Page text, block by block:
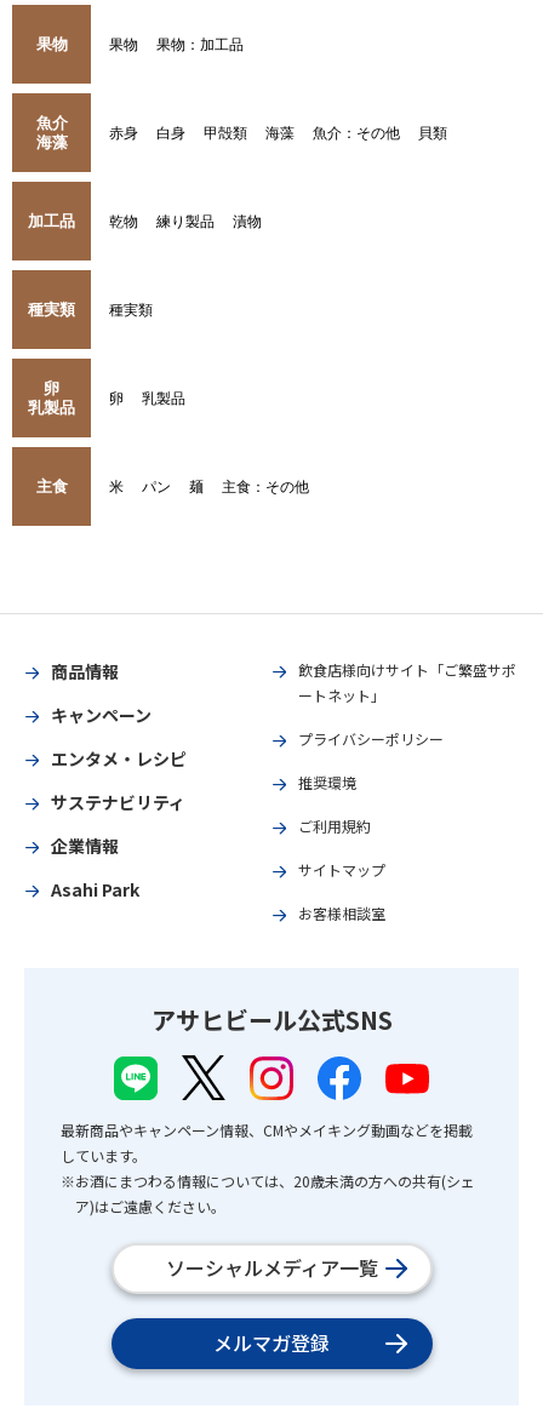
果物 果物 果物：加工品
魚介
海藻
赤身 白身 甲殻類 海藻 魚介：その他 貝類
加工品 乾物 練り製品 漬物
種実類 種実類
卵
乳製品
卵 乳製品
主食 米 パン 麺 主食：その他
商品情報
キャンペーン
エンタメ・レシピ
サステナビリティ
企業情報
Asahi Park
飲食店様向けサイト「ご繁盛サポ
ートネット」
プライバシーポリシー
推奨環境
ご利用規約
サイトマップ
お客様相談室
アサヒビール公式SNS
最新商品やキャンペーン情報、CMやメイキング動画などを掲載
しています。
※お酒にまつわる情報については、20歳未満の方への共有(シェ
ア)はご遠慮ください。
ソーシャルメディア一覧
メルマガ登録